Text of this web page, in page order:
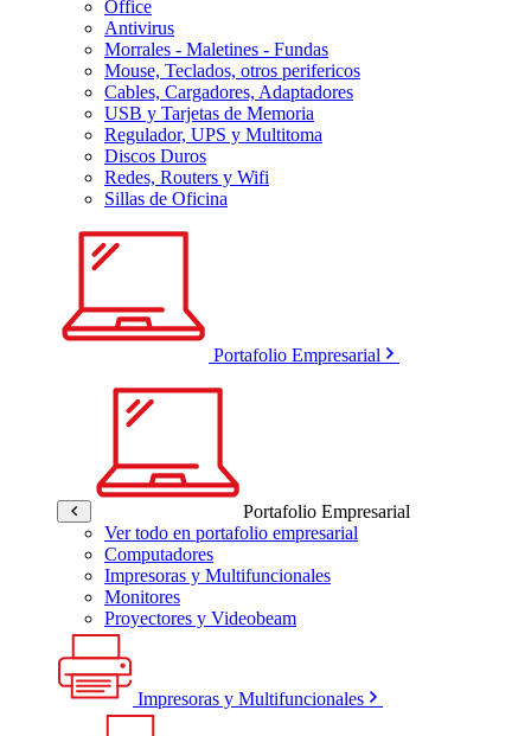
Office
Antivirus
Morrales - Maletines - Fundas
Mouse, Teclados, otros perifericos
Cables, Cargadores, Adaptadores
USB y Tarjetas de Memoria
Regulador, UPS y Multitoma
Discos Duros
Redes, Routers y Wifi
Sillas de Oficina
Portafolio Empresarial
Portafolio Empresarial
Ver todo en portafolio empresarial
Computadores
Impresoras y Multifuncionales
Monitores
Proyectores y Videobeam
Impresoras y Multifuncionales